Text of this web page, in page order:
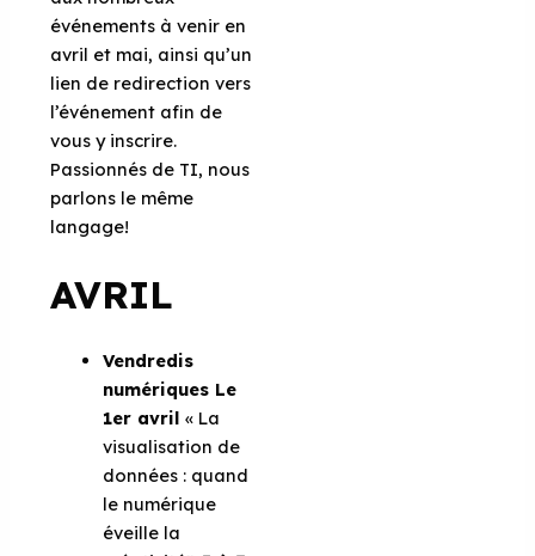
événements à venir en
avril et mai, ainsi qu’un
lien de redirection vers
l’événement afin de
vous y inscrire.
Passionnés de TI, nous
parlons le même
langage!
AVRIL
Vendredis
numériques Le
1er avril « La
visualisation de
données : quand
le numérique
éveille la